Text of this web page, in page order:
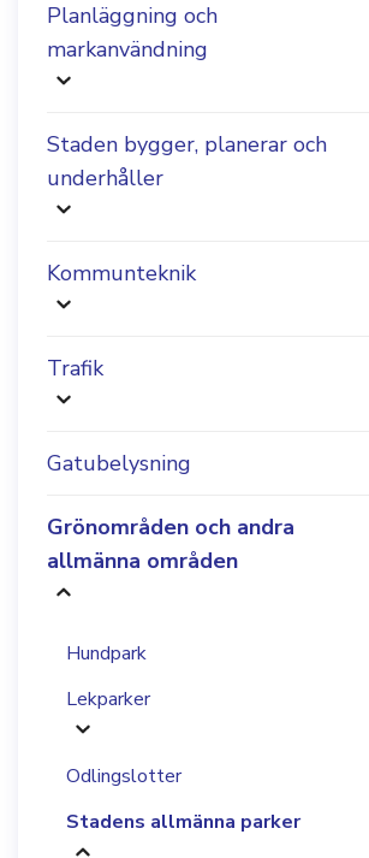
Planläggning och
markanvändning
Staden bygger, planerar och
underhåller
Kommunteknik
Trafik
Gatubelysning
Grönområden och andra
allmänna områden
Hundpark
Lekparker
Odlingslotter
Stadens allmänna parker